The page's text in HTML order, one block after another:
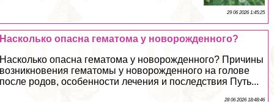
29 06 2026 1:45:25
Насколько опасна гематома у новорожденного?
Насколько опасна гематома у новорожденного? Причины
возникновения гематомы у новорожденного на голове
после родов, особенности лечения и последствия Путь...
28 06 2026 18:48:46